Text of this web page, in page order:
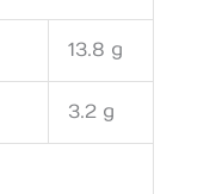
13.8 g
3.2 g